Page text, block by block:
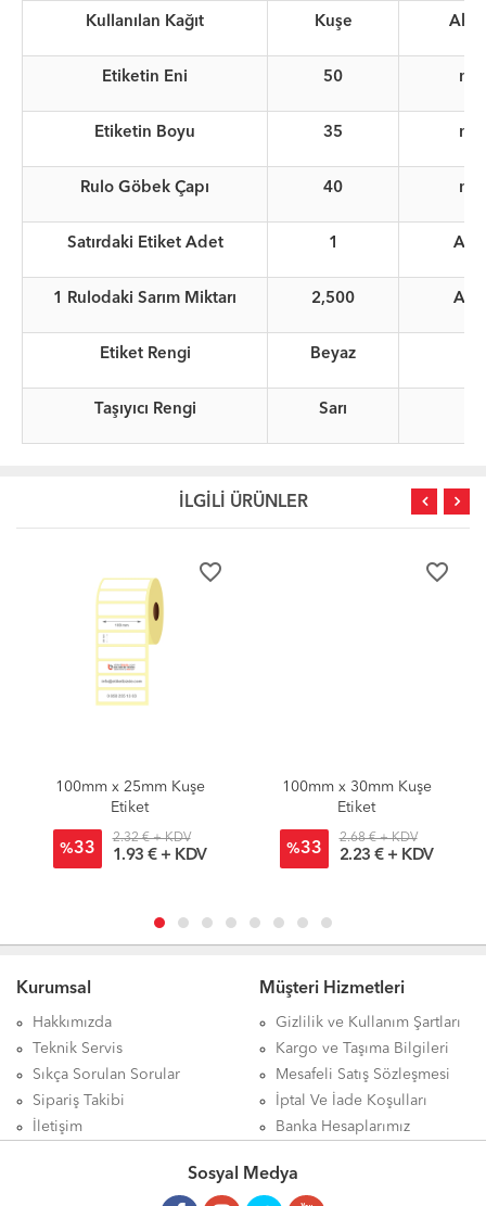
Kullanılan Kağıt Kuşe
Etiketin Eni 50 mm
Etiketin Boyu 35 mm
Rulo Göbek Çapı 40 mm
Satırdaki Etiket Adet 1
1 Rulodaki Sarım Miktarı 2,500
Etiket Rengi Beyaz
Taşıyıcı Rengi Sarı
İLGİLİ ÜRÜNLER
favorite_border
100mm x 25mm Kuşe
Etiket
%33
2.32 € + KDV
1.93 € + KDV
favorite_border
100mm x 30mm Kuşe
Etiket
%33
2.68 € + KDV
2.23 € + KDV
Kurumsal
Hakkımızda
Teknik Servis
Sıkça Sorulan Sorular
Sipariş Takibi
İletişim
Müşteri Hizmetleri
Gizlilik ve Kullanım Şartları
Kargo ve Taşıma Bilgileri
Mesafeli Satış Sözleşmesi
İptal Ve İade Koşulları
Banka Hesaplarımız
Sosyal Medya